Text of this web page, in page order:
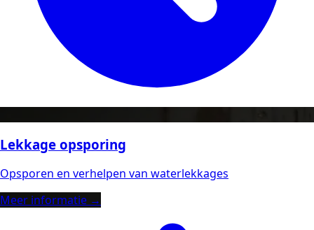
Lekkage opsporing
Opsporen en verhelpen van waterlekkages
Meer informatie →